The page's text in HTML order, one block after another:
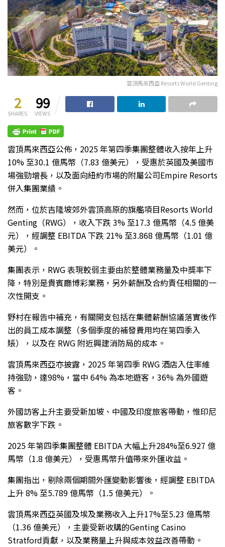
雲頂馬來西亞 Resorts World Genting
2
SHARES
99
VIEWS
雲頂馬來西亞公佈，2025 年第四季集團整體收入按年上升
10% 至30.1 億馬幣（7.83 億美元），受惠於英國及美國市
場強勁增長，以及面向紐約市場的附屬公司Empire Resorts
併入集團業績。
然而，位於吉隆坡郊外雲頂高原的旗艦項目Resorts World
Genting（RWG），收入下跌 3% 至17.3 億馬幣（4.5 億美
元），經調整 EBITDA 下跌 21% 至3.868 億馬幣（1.01 億
美元）。
集團表示，RWG 表現較弱主要由於整體業務量及中獎率下
降，特別是貴賓廳博彩業務，另外薪酬及合約責任相關的一
次性開支。
野村在報告中補充，有關開支包括在集體薪酬協議落實後作
出的員工成本調整（多個季度的補發費用均在第四季入
賬），以及在 RWG 附近興建消防局的成本。
雲頂馬來西亞亦披露，2025 年第四季 RWG 酒店入住率維
持強勁，達98%，當中 64% 為本地遊客，36% 為外國遊
客。
外國訪客上升主要受新加坡、中國及印度旅客帶動，惟印尼
旅客數字下跌。
2025 年第四季集團整體 EBITDA 大幅上升284%至6.927 億
馬幣（1.8 億美元），受惠馬幣升值帶來外匯收益。
集團指出，剔除兩個期間外匯變動影響後，經調整 EBITDA
上升 8% 至5.789 億馬幣（1.5 億美元）。
雲頂馬來西亞英國及埃及業務收入上升17%至5.23 億馬幣
（1.36 億美元），主要受新收購的Genting Casino
Stratford貢獻，以及業務量上升與成本效益改善帶動。